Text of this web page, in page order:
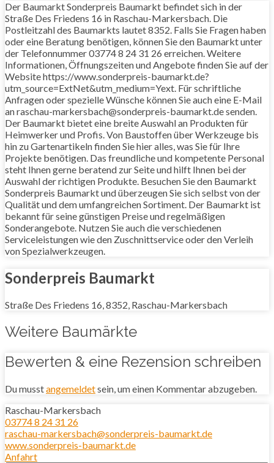
Der Baumarkt Sonderpreis Baumarkt befindet sich in der
Straße Des Friedens 16 in Raschau-Markersbach. Die
Postleitzahl des Baumarkts lautet 8352. Falls Sie Fragen haben
oder eine Beratung benötigen, können Sie den Baumarkt unter
der Telefonnummer 03774 8 24 31 26 erreichen. Weitere
Informationen, Öffnungszeiten und Angebote finden Sie auf der
Website https://www.sonderpreis-baumarkt.de?
utm_source=ExtNet&utm_medium=Yext. Für schriftliche
Anfragen oder spezielle Wünsche können Sie auch eine E-Mail
an raschau-markersbach@sonderpreis-baumarkt.de senden.
Der Baumarkt bietet eine breite Auswahl an Produkten für
Heimwerker und Profis. Von Baustoffen über Werkzeuge bis
hin zu Gartenartikeln finden Sie hier alles, was Sie für Ihre
Projekte benötigen. Das freundliche und kompetente Personal
steht Ihnen gerne beratend zur Seite und hilft Ihnen bei der
Auswahl der richtigen Produkte. Besuchen Sie den Baumarkt
Sonderpreis Baumarkt und überzeugen Sie sich selbst von der
Qualität und dem umfangreichen Sortiment. Der Baumarkt ist
bekannt für seine günstigen Preise und regelmäßigen
Sonderangebote. Nutzen Sie auch die verschiedenen
Serviceleistungen wie den Zuschnittservice oder den Verleih
von Spezialwerkzeugen.
Sonderpreis Baumarkt
Straße Des Friedens 16, 8352, Raschau-Markersbach
Weitere Baumärkte
Bewerten & eine Rezension schreiben
Du musstangemeldetsein, um einen Kommentar abzugeben.
Raschau-Markersbach
03774 8 24 31 26
raschau-markersbach@sonderpreis-baumarkt.de
www.sonderpreis-baumarkt.de
Anfahrt